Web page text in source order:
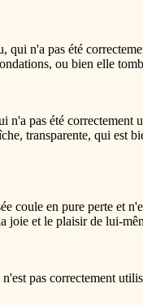
n'a pas été
ou bien elle
n'a pas été correctement
transparente, qui est
coule en pure perte et
joie et le plaisir de lui-
pas correctement